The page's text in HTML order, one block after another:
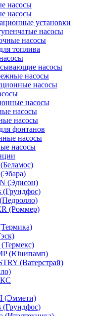
насосы
насосы
установки
насосы
насосы
топлива
насосы
насосы
насосы
насосы
насосы
насосы
фонтанов
насосы
насосы
(Эдисон)
(Грундфос)
(Роммер)
(Юнипамп)
(Ватерстрай)
(Эммети)
(Грундфос)